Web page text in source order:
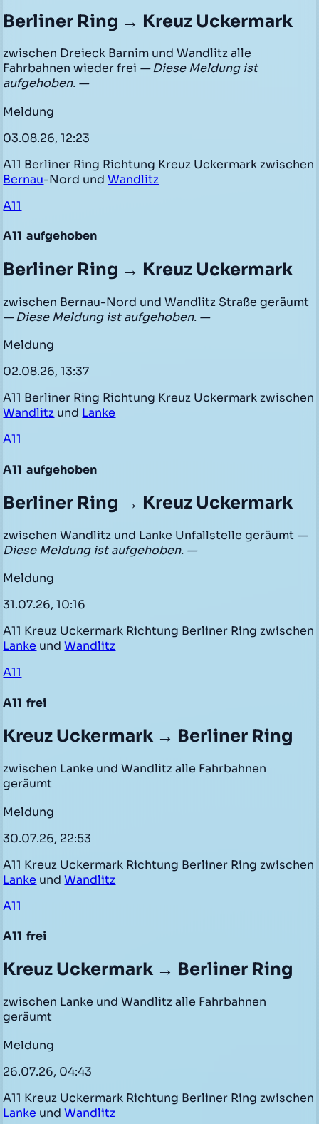
Berliner Ring → Kreuz Uckermark
zwischen Dreieck Barnim und Wandlitz alle
Fahrbahnen wieder frei — Diese Meldung ist
aufgehoben. —
Meldung
03.08.26, 12:23
A11 Berliner Ring Richtung Kreuz Uckermark zwischen
Bernau-Nord undWandlitz
A11
A11 aufgehoben
Berliner Ring → Kreuz Uckermark
zwischen Bernau-Nord und Wandlitz Straße geräumt
— Diese Meldung ist aufgehoben. —
Meldung
02.08.26, 13:37
A11 Berliner Ring Richtung Kreuz Uckermark zwischen
Wandlitz und Lanke
A11
A11 aufgehoben
Berliner Ring → Kreuz Uckermark
zwischen Wandlitz und Lanke Unfallstelle geräumt —
Diese Meldung ist aufgehoben. —
Meldung
31.07.26, 10:16
A11 Kreuz Uckermark Richtung Berliner Ring zwischen
Lanke undWandlitz
A11
A11 frei
Kreuz Uckermark → Berliner Ring
zwischen Lanke und Wandlitz alle Fahrbahnen
geräumt
Meldung
30.07.26, 22:53
A11 Kreuz Uckermark Richtung Berliner Ring zwischen
Lanke undWandlitz
A11
A11 frei
Kreuz Uckermark → Berliner Ring
zwischen Lanke und Wandlitz alle Fahrbahnen
geräumt
Meldung
26.07.26, 04:43
A11 Kreuz Uckermark Richtung Berliner Ring zwischen
Lanke undWandlitz